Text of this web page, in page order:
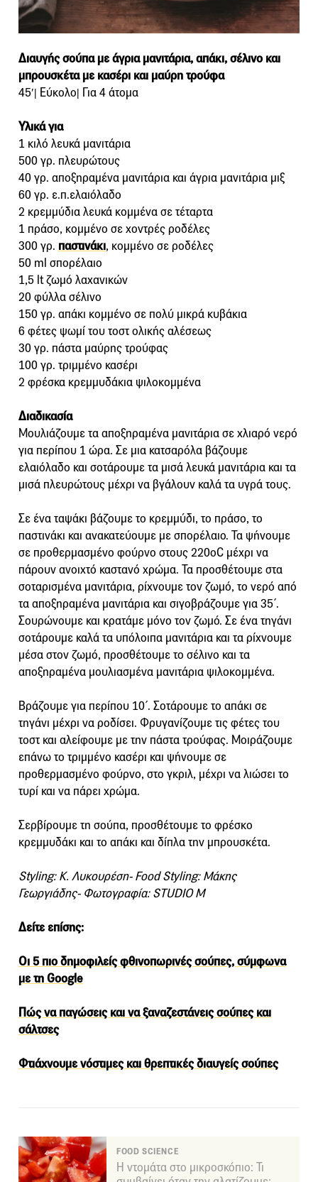
Διαυγής σούπα με άγρια μανιτάρια, απάκι, σέλινο και
μπρουσκέτα με κασέρι και μαύρη τρούφα
45′| Εύκολο| Για 4 άτομα
Υλικά για
1 κιλό λευκά μανιτάρια
500 γρ. πλευρώτους
40 γρ. αποξηραμένα μανιτάρια και άγρια μανιτάρια μιξ
60 γρ. ε.π.ελαιόλαδο
2 κρεμμύδια λευκά κομμένα σε τέταρτα
1 πράσο, κομμένο σε χοντρές ροδέλες
300 γρ. παστινάκι, κομμένο σε ροδέλες
50 ml σπορέλαιο
1,5 lt ζωμό λαχανικών
20 φύλλα σέλινο
150 γρ. απάκι κομμένο σε πολύ μικρά κυβάκια
6 φέτες ψωμί του τοστ ολικής αλέσεως
30 γρ. πάστα μαύρης τρούφας
100 γρ. τριμμένο κασέρι
2 φρέσκα κρεμμυδάκια ψιλοκομμένα
Διαδικασία
Μουλιάζουμε τα αποξηραμένα μανιτάρια σε χλιαρό νερό
για περίπου 1 ώρα. Σε μια κατσαρόλα βάζουμε
ελαιόλαδο και σoτάρουμε τα μισά λευκά μανιτάρια και τα
μισά πλευρώτους μέχρι να βγάλουν καλά τα υγρά τους.
Σε ένα ταψάκι βάζουμε το κρεμμύδι, το πράσο, το
παστινάκι και ανακατεύουμε με σπορέλαιο. Τα ψήνουμε
σε προθερμασμένο φούρνο στους 220οC μέχρι να
πάρουν ανοιχτό καστανό χρώμα. Τα προσθέτουμε στα
σοταρισμένα μανιτάρια, ρίχνουμε τον ζωμό, το νερό από
τα αποξηραμένα μανιτάρια και σιγοβράζουμε για 35΄.
Σουρώνουμε και κρατάμε μόνο τον ζωμό. Σε ένα τηγάνι
σοτάρουμε καλά τα υπόλοιπα μανιτάρια και τα ρίχνουμε
μέσα στον ζωμό, προσθέτουμε το σέλινο και τα
αποξηραμένα μουλιασμένα μανιτάρια ψιλοκομμένα.
Βράζουμε για περίπου 10΄. Σοτάρουμε το απάκι σε
τηγάνι μέχρι να ροδίσει. Φρυγανίζουμε τις φέτες του
τοστ και αλείφουμε με την πάστα τρούφας. Μοιράζουμε
επάνω το τριμμένο κασέρι και ψήνουμε σε
προθερμασμένο φούρνο, στο γκριλ, μέχρι να λιώσει το
τυρί και να πάρει χρώμα.
Σερβίρουμε τη σούπα, προσθέτουμε το φρέσκο
κρεμμυδάκι και το απάκι και δίπλα την μπρουσκέτα.
Styling: Κ. Λυκουρέση- Food Styling: Μάκης
Γεωργιάδης- Φωτογραφία: STUDIO M
Δείτε επίσης:
Οι 5 πιο δημοφιλείς φθινοπωρινές σούπες, σύμφωνα
με τη Google
Πώς να παγώσεις και να ξαναζεστάνεις σούπες και
σάλτσες
Φτιάχνουμε νόστιμες και θρεπτικές διαυγείς σούπες
FOOD SCIENCE
Η ντομάτα στο μικροσκόπιο: Τι